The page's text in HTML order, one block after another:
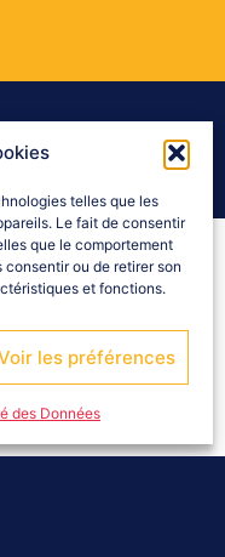
telles que les
Le fait de consentir
que le comportement
ou de retirer son
et fonctions.
les préférences
des Données